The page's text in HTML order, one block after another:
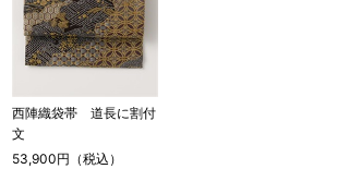
西陣織袋帯 道長に割付
文
53,900円（税込）